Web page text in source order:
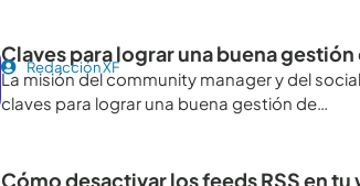
Claves para lograr una buena
Redacción XF
La misión del community manager y del
claves para lograr una buena gestión de…
Cómo desactivar los feeds RSS en